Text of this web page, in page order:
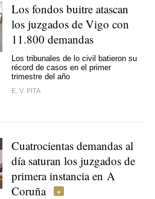
Los fondos buitre atascan
los juzgados de Vigo con
11.800 demandas
Los tribunales de lo civil batieron su
récord de casos en el primer
trimestre del año
E. V. PITA
Cuatrocientas demandas al
día saturan los juzgados de
primera instancia en A
Coruña